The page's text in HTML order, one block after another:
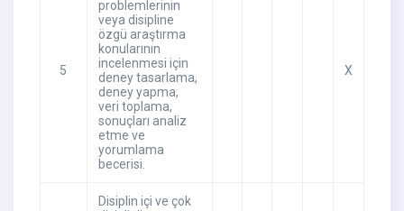
5
problemlerinin
veya disipline
özgü araştırma
konularının
incelenmesi için
deney tasarlama,
deney yapma,
veri toplama,
sonuçları analiz
etme ve
yorumlama
becerisi.
X
Disiplin içi ve çok